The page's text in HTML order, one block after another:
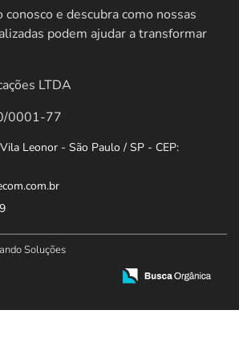
e descubra como nossas
podem ajudar a transformar
LTDA
0001-77
Leonor - São Paulo / SP - CEP:
Soluções